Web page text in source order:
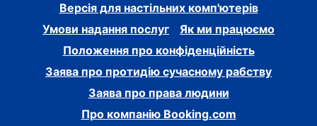
Версія для настільних комп'ютерів
Умови надання послуг
Як ми працюємо
Положення про конфіденційність
Заява про протидію сучасному рабству
Заява про права людини
Про компанію Booking.com